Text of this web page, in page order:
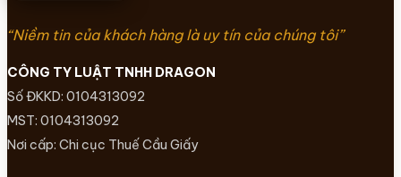
“Niềm tin của khách hàng là uy tín của chúng tôi”
CÔNG TY LUẬT TNHH DRAGON
Số ĐKKD: 0104313092
MST: 0104313092
Nơi cấp: Chi cục Thuế Cầu Giấy